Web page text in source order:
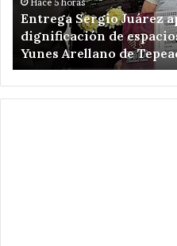
de
espacios
del
mercado
Julián
Yunes
Hace 5 horas
Entrega Sergio Juárez
dignificación de
Yunes Arellano de